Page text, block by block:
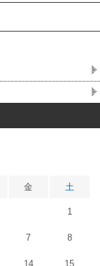
金 土
1
7 8
14 15